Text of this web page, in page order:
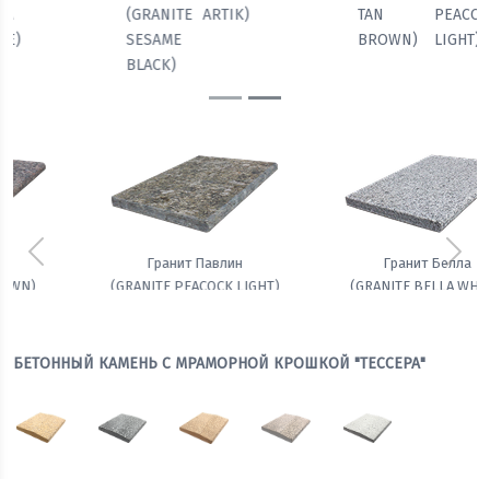
TAN
BROWN)
PEACOCK
LIGHT)
(GRANITE
SESAME
Гранит Белла
(GRANITE BELLA WHITE)
Амфиболит гранатовый
Предыдущий
БЕТОННЫЙ КАМЕНЬ С МРАМОРНОЙ КРОШКОЙ "ТЕССЕРА"